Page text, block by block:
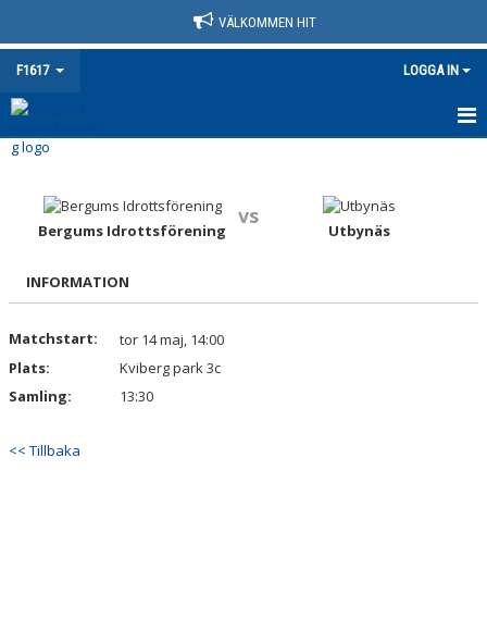
VÄLKOMMEN HIT
F1617 LOGGA IN
HEM
NYHETER
MATCHER
TRUPPEN
BILDGALLERI
Bergums Idrottsförening
vs
Utbynäs
INFORMATION
Matchstart:
tor 14 maj, 14:00
Plats:
Kviberg park 3c
Samling:
13:30
<< Tillbaka